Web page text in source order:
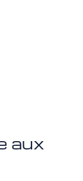
aux